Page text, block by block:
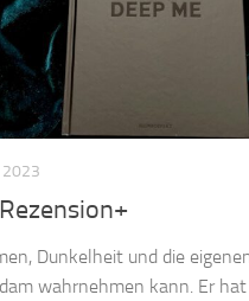
2023
Dunkelheit und die
wahrnehmen kann. Er